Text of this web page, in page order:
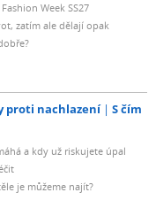
Week SS27
zatím ale dělají opak
proti nachlazení
S čím
a kdy už riskujete úpal
je můžeme najít?